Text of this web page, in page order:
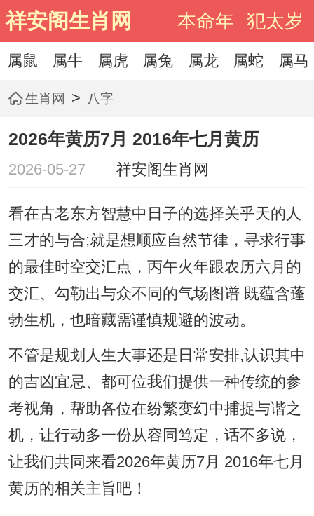
祥安阁生肖网 本命年 犯太岁
属鼠 属牛 属虎 属兔 属龙 属蛇 属马
生肖网 > 八字
2026年黄历7月 2016年七月黄历
2026-05-27 祥安阁生肖网
看在古老东方智慧中日子的选择关乎天的人
三才的与合;就是想顺应自然节律，寻求行事
的最佳时空交汇点，丙午火年跟农历六月的
交汇、勾勒出与众不同的气场图谱 既蕴含蓬
勃生机，也暗藏需谨慎规避的波动。
不管是规划人生大事还是日常安排,认识其中
的吉凶宜忌、都可位我们提供一种传统的参
考视角，帮助各位在纷繁变幻中捕捉与谐之
机，让行动多一份从容同笃定，话不多说，
让我们共同来看2026年黄历7月 2016年七月
黄历的相关主旨吧！